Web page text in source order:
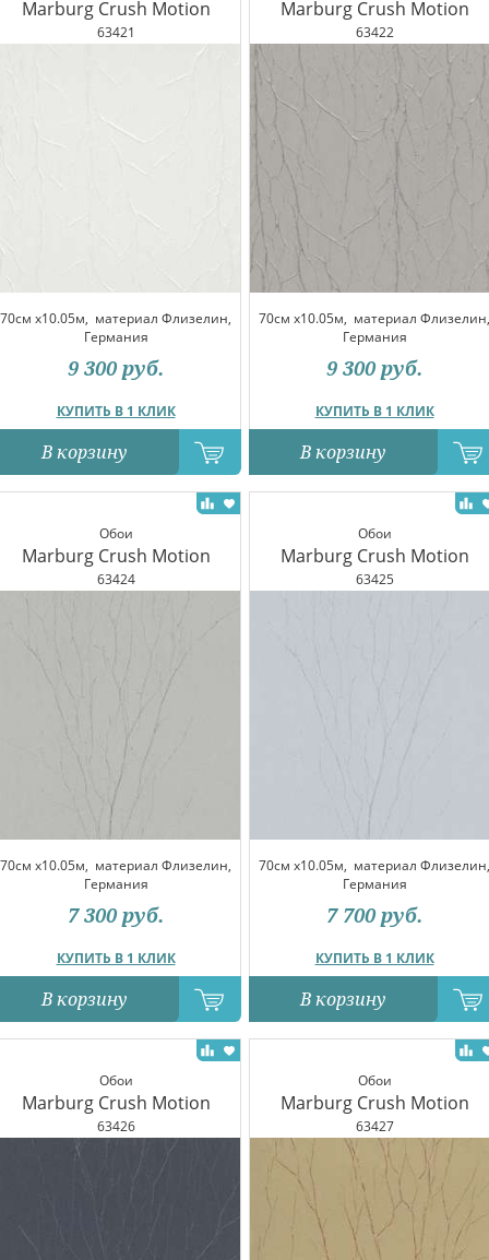
Marburg Crush Motion
63421
70см x10.05м, материал Флизелин,
Германия
КУПИТЬ В 1 КЛИК
9 300 руб.
В корзину
Marburg Crush Motion
63422
70см x10.05м, материал Флизелин,
Германия
КУПИТЬ В 1 КЛИК
9 300 руб.
В корзину
Обои
Marburg Crush Motion
63424
70см x10.05м, материал Флизелин,
Германия
КУПИТЬ В 1 КЛИК
7 300 руб.
В корзину
Обои
Marburg Crush Motion
63425
70см x10.05м, материал Флизелин,
Германия
КУПИТЬ В 1 КЛИК
7 700 руб.
В корзину
Обои
Marburg Crush Motion
63426
Обои
Marburg Crush Motion
63427